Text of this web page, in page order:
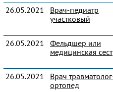
26.05.2021
Врач-педиатр
участковый
26.05.2021
Фельдшер или
медицинская
26.05.2021
Врач
ортопед